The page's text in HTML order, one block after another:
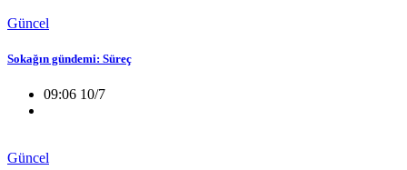
Güncel
Sokağın gündemi: Süreç
09:06 10/7
Güncel